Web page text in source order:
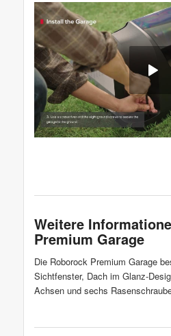
Weitere
Premium Garage
Die Roborock Premium Garage
Sichtfenster, Dach im Glanz-
Achsen und sechs